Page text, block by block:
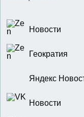
Новости
Геократия
Яндекс
Новости